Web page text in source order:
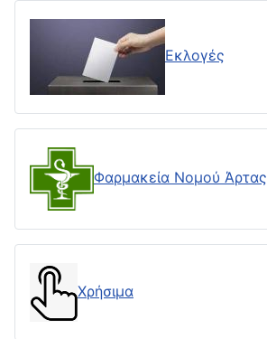
Εκλογές
Φαρμακεία Νομού Άρτας
Χρήσιμα